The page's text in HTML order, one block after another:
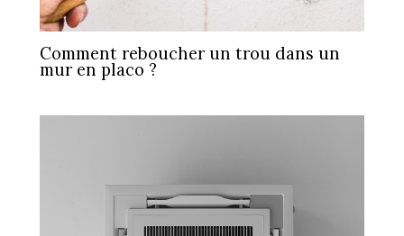
Comment reboucher un trou dans un
mur en placo ?